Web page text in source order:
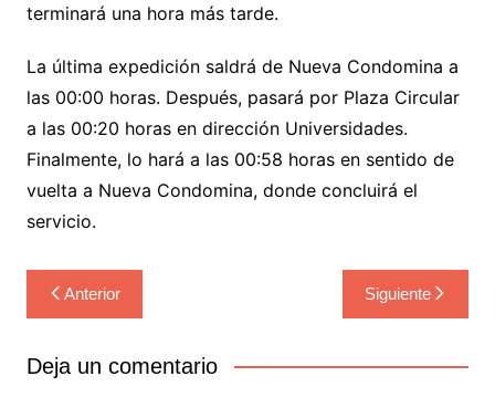
terminará una hora más tarde.
La última expedición saldrá de Nueva Condomina a
las 00:00 horas. Después, pasará por Plaza Circular
a las 00:20 horas en dirección Universidades.
Finalmente, lo hará a las 00:58 horas en sentido de
vuelta a Nueva Condomina, donde concluirá el
servicio.
Navegación
de
entradas
Anterior Siguiente
Deja un comentario